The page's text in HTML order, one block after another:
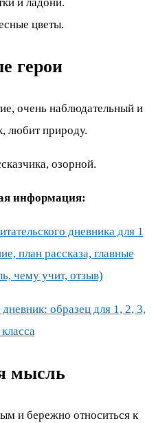
цветы.
герои
очень наблюдательный и
любит природу.
озорной.
информация:
дневника для 1
план рассказа, главные
чему учит, отзыв)
образец для 1, 2, 3,
мысль
и бережно относиться к